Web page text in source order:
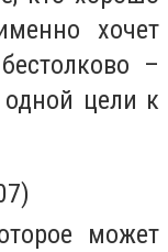
хочет
–
цели к
может